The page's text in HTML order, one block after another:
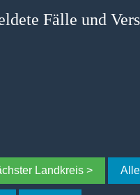
Fälle und
Landkreis >